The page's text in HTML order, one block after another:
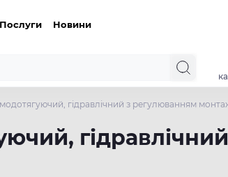
Послуги Новини
гідравлічний з регулюванням